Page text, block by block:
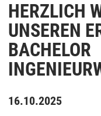
HERZLICH
UNSEREN
BACHELOR
16.10.2025